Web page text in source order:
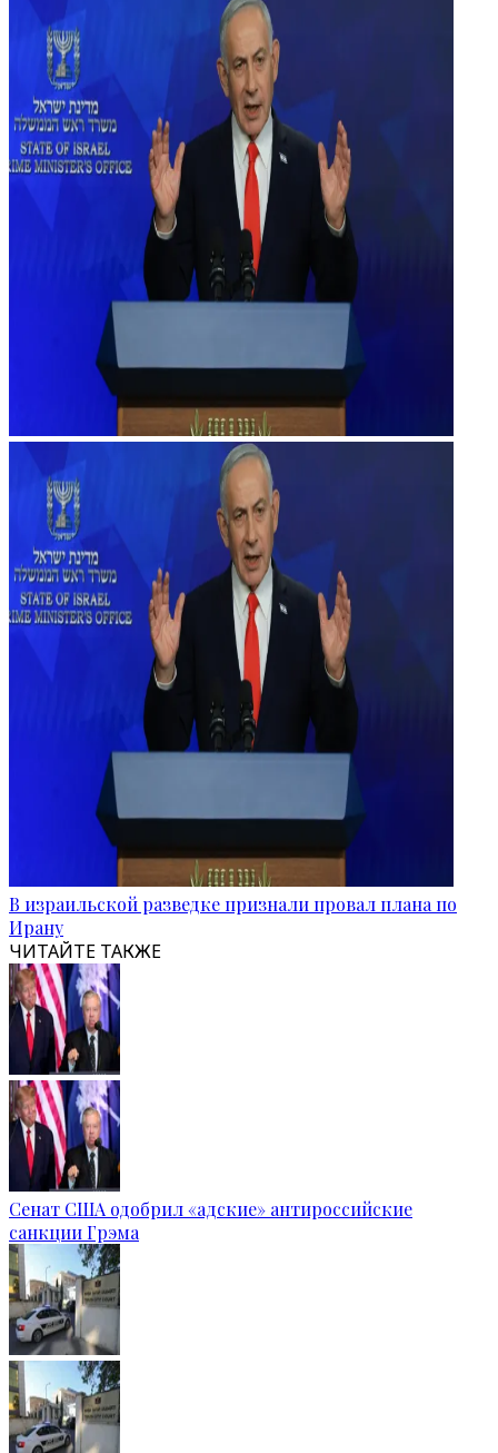
В израильской разведке признали провал плана по
Ирану
ЧИТАЙТЕ ТАКЖЕ
Сенат США одобрил «адские» антироссийские
санкции Грэма